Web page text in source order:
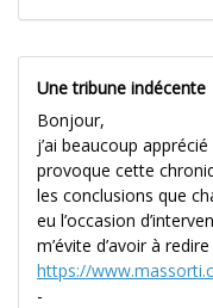
Une tribune indécente
Bonjour,
j’ai beaucoup
provoque cette
les conclusions que
eu l’occasion
m’évite d’avoir à
https://
-